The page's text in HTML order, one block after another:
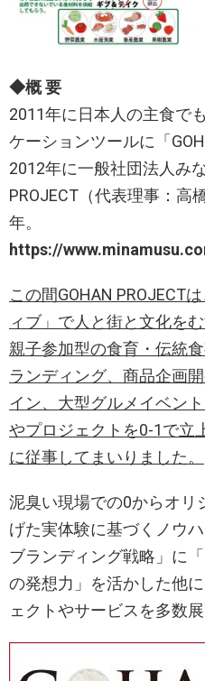
◆概 要
2011年に日本人の主食で
ケーションツールに「
2012年に一般社団法人み
PROJECT（代表理事：高
年。
https://
この間GOHAN PROJECT
ィブ」で人と街と文化を
親子参加型の食育・伝統
ランディング、商品企画
イン、大型グルメイベン
やプロジェクトを0-1で立
に従事してまいりました。
泥臭い現場での0からオリ
げた実体験に基づくノウ
ブランディング戦略」に
の発想力」を活かした他
ェクトやサービスを多数展